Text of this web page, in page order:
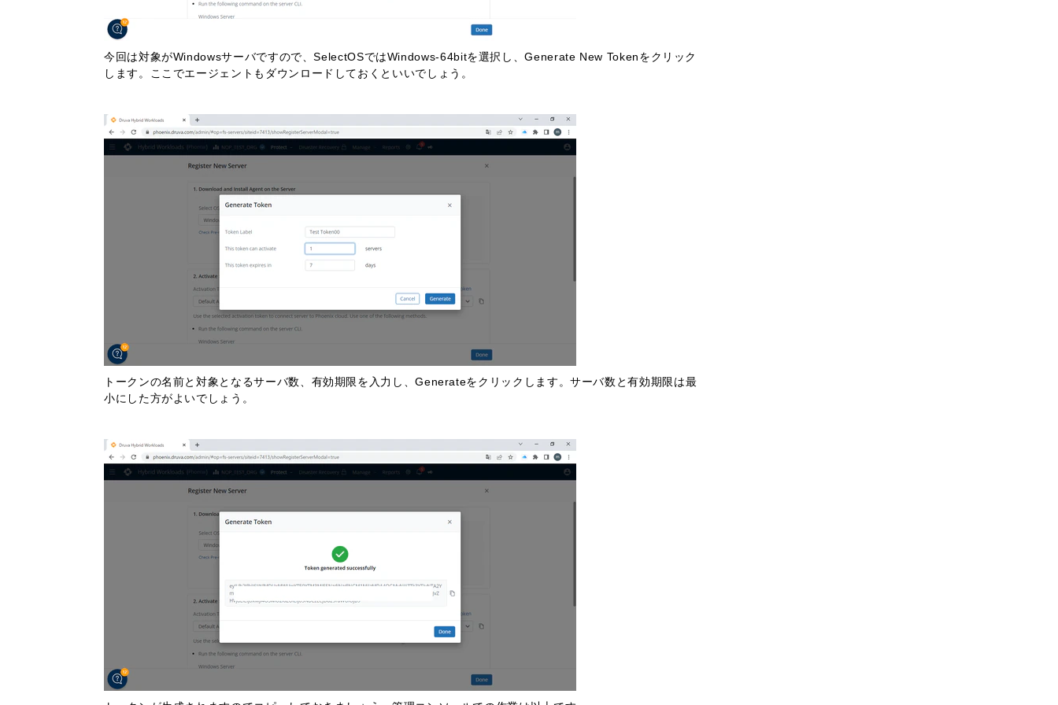
今回は対象がWindowsサーバですので、SelectOSではWindows-64bitを選択し、Generate New Tokenをクリック
します。ここでエージェントもダウンロードしておくといいでしょう。
トークンの名前と対象となるサーバ数、有効期限を入力し、Generateをクリックします。サーバ数と有効期限は最
小にした方がよいでしょう。